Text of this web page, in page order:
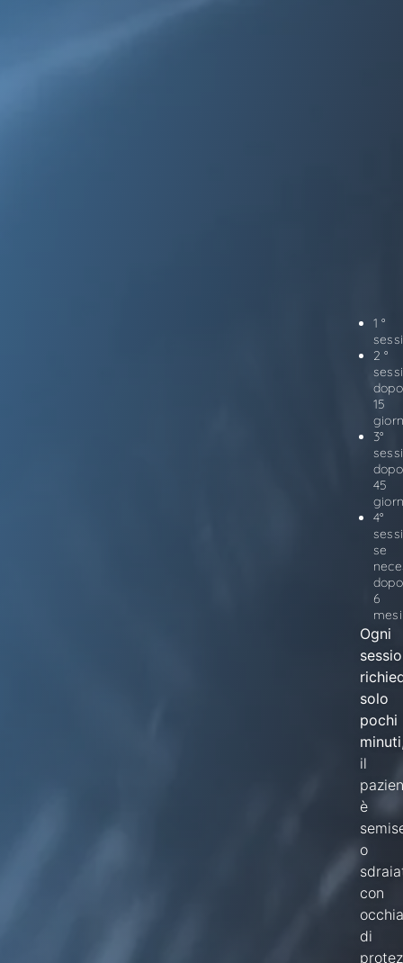
1 °
2 °
dopo
15
3°
dopo
45
4°
se
dopo
6
mesi
Ogni
solo
pochi
minuti
il
è
o
con
di